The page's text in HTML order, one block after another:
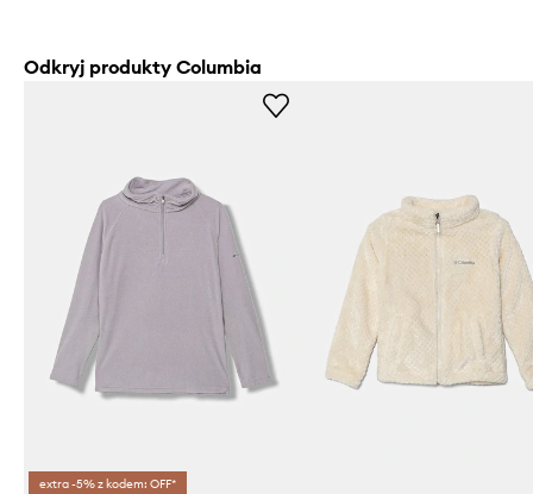
Odkryj produkty Columbia
extra -5% z kodem: OFF*